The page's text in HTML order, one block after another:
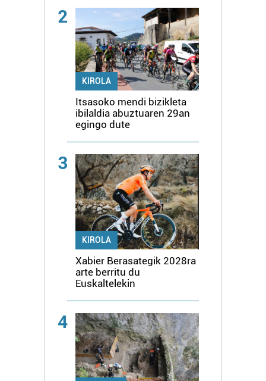
2
KIROLA
Itsasoko mendi bizikleta
ibilaldia abuztuaren 29an
egingo dute
3
KIROLA
Xabier Berasategik 2028ra
arte berritu du
Euskaltelekin
4